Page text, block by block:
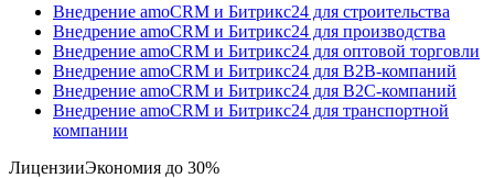
Внедрение amoCRM и Битрикс24 для строительства
Внедрение amoCRM и Битрикс24 для производства
Внедрение amoCRM и Битрикс24 для оптовой торговли
Внедрение amoCRM и Битрикс24 для В2В-компаний
Внедрение amoCRM и Битрикс24 для В2С-компаний
Внедрение amoCRM и Битрикс24 для транспортной
компании
ЛицензииЭкономия до 30%